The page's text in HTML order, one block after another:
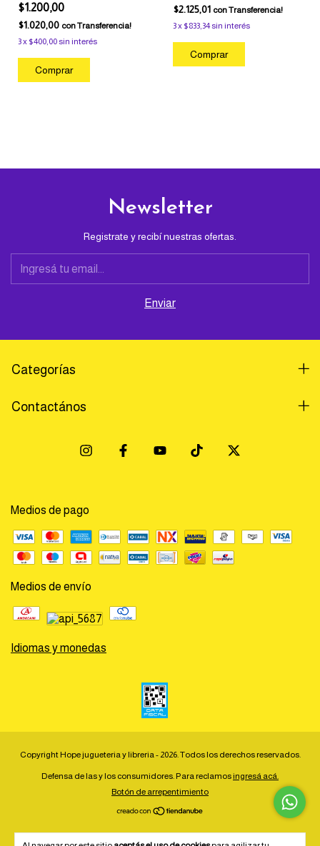
$1.200,00
$1.020,00 conTransferencia!
3x $400,00sin interés
Comprar
$2.125,01 conTransferencia!
3x $833,34sin interés
Newsletter
Registrate y recibí nuestras ofertas.
Categorías
Contactános
Medios de pago
Medios de envío
Idiomas y monedas
Copyright Hope jugueteria y libreria - 2026. Todos los derechos reservados.
Defensa de las y los consumidores. Para reclamosingresá acá.
Botón de arrepentimiento